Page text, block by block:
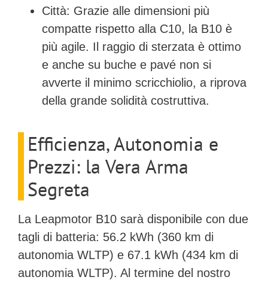
Città: Grazie alle dimensioni più
compatte rispetto alla C10, la B10 è
più agile. Il raggio di sterzata è ottimo
e anche su buche e pavé non si
avverte il minimo scricchiolio, a riprova
della grande solidità costruttiva.
Efficienza, Autonomia e
Prezzi: la Vera Arma
Segreta
La Leapmotor B10 sarà disponibile con due
tagli di batteria: 56.2 kWh (360 km di
autonomia WLTP) e 67.1 kWh (434 km di
autonomia WLTP). Al termine del nostro